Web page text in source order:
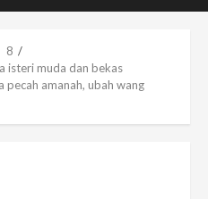
8
isteri muda dan bekas
amanah, ubah wang